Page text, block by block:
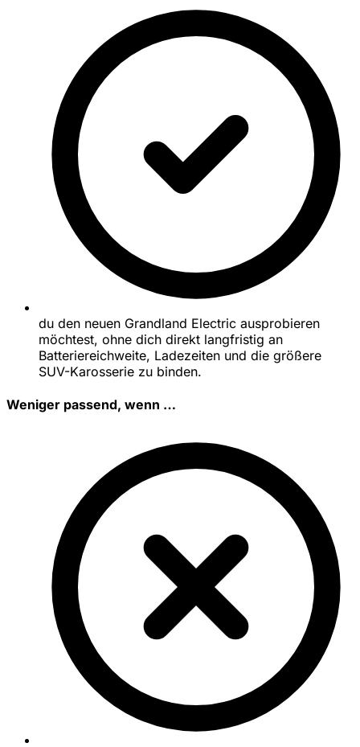
du den neuen Grandland Electric ausprobieren
möchtest, ohne dich direkt langfristig an
Batteriereichweite, Ladezeiten und die größere
SUV-Karosserie zu binden.
Weniger passend, wenn …